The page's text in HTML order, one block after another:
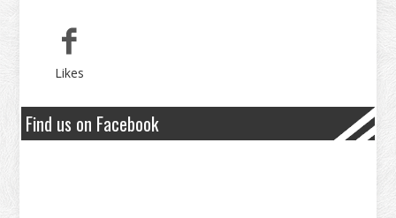
Likes
Find us on Facebook